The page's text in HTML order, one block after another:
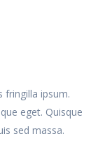
fringilla ipsum.
eget. Quisque
sed massa.